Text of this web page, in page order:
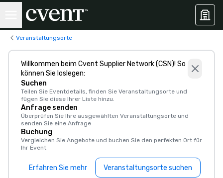
Veranstaltungsorte
Willkommen beim Cvent Supplier Network (CSN)! So
können Sie loslegen:
Suchen
Teilen Sie Eventdetails, finden Sie Veranstaltungsorte und
fügen Sie diese Ihrer Liste hinzu.
Anfrage senden
Überprüfen Sie Ihre ausgewählten Veranstaltungsorte und
senden Sie eine Anfrage
Buchung
Vergleichen Sie Angebote und buchen Sie den perfekten Ort für
Ihr Event
Erfahren Sie mehr Veranstaltungsorte suchen